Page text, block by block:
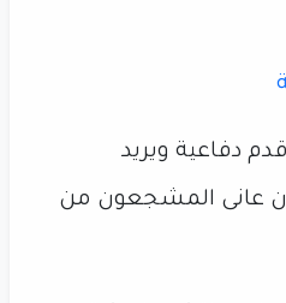
دفاعية ويريد
أن عانى المشجعون من